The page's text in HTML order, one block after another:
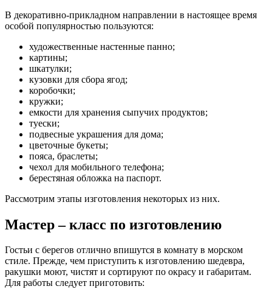
В декоративно-прикладном направлении в настоящее время
особой популярностью пользуются:
художественные настенные панно;
картины;
шкатулки;
кузовки для сбора ягод;
коробочки;
кружки;
емкости для хранения сыпучих продуктов;
туески;
подвесные украшения для дома;
цветочные букеты;
пояса, браслеты;
чехол для мобильного телефона;
берестяная обложка на паспорт.
Рассмотрим этапы изготовления некоторых из них.
Мастер – класс по изготовлению
Гостьи с берегов отлично впишутся в комнату в морском
стиле. Прежде, чем приступить к изготовлению шедевра,
ракушки моют, чистят и сортируют по окрасу и габаритам.
Для работы следует приготовить: